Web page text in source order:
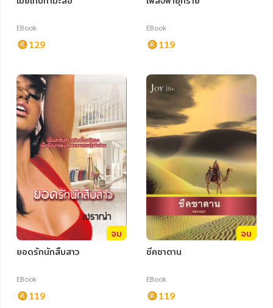
หมวดหมู่หนังสือ
ศิลปะ บันเทิง กีฬา ท่องเที่ยว
สังคม วัฒนธรรม การปกครอง ศาสนาและปรัชญา
ศาสนา และปรัชญา
กฎหมาย สัญญา ภาษี
การเงิน การลงทุน บริหาร
นิตยสาร หนังสือพิมพ์
ครอบครัว
EBook
129
EBook
119
จบ
ยอดรักนักสืบสาว
EBook
119
จบ
ชีคซาตาน
EBook
119